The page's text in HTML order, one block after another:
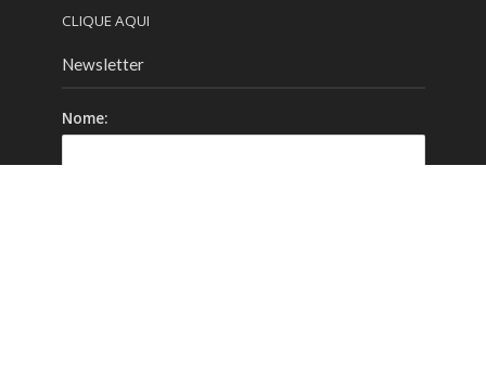
CLIQUE AQUI
Newsletter
Nome: